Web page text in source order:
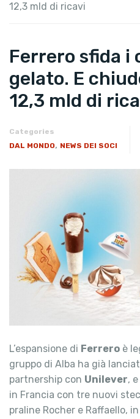
12,3 mld di ricavi
Ferrero sfida i
gelato. E
12,3 mld di
Categories
DAL MONDO, NEWS DEI SOCI
L’espansione di Ferrero è
gruppo di Alba ha già
partnership con Unilever,
in Francia con tre nuovi
praline Rocher e Raffaello,